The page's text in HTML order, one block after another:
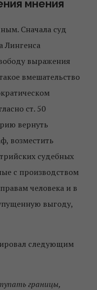
мнения
Сначала суд
Лингенса
выражения
вмешательство
ст. 50
вернуть
возместить
судебных
с производством
человека и в
выгоду,
следующим
границы,